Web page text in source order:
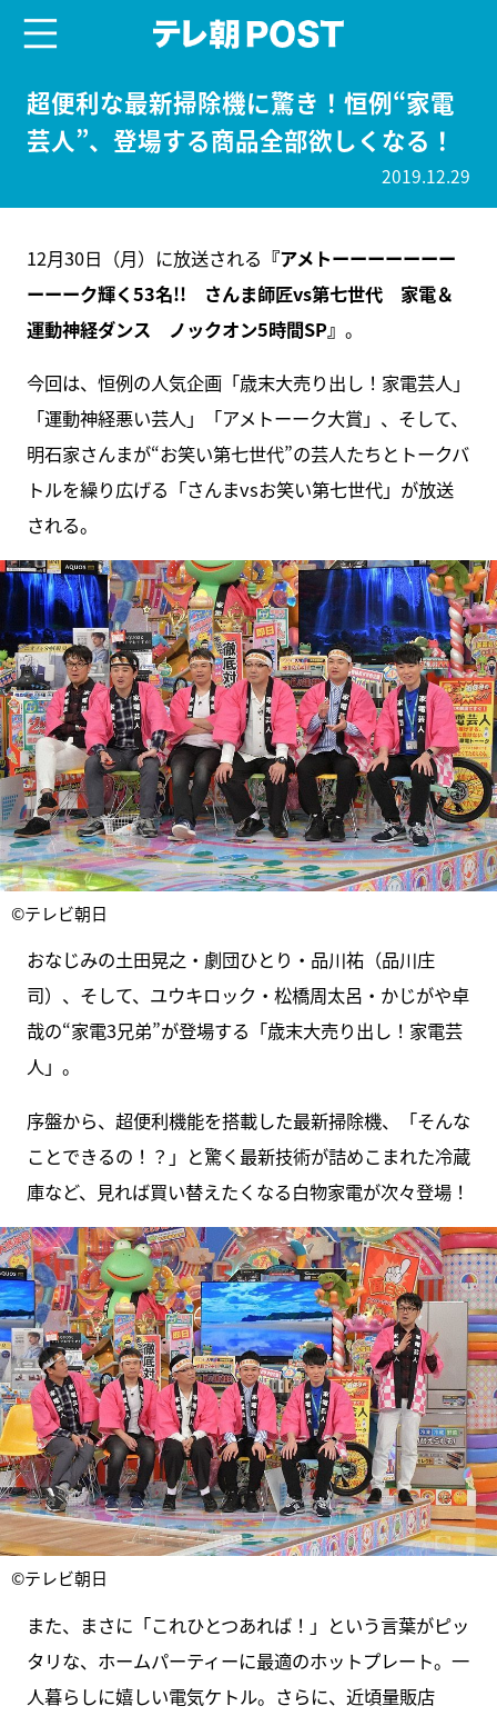
超便利な最新掃除機に驚き！恒例“家電
芸人”、登場する商品全部欲しくなる！
2019.12.29
12月30日（月）に放送される 『アメトーーーーーーー
ーーーク輝く53名!! さんま師匠vs第七世代 家電＆
運動神経ダンス ノックオン5時間SP』 。
今回は、恒例の人気企画「歳末大売り出し！家電芸人」
「運動神経悪い芸人」「アメトーーク大賞」、そして、
明石家さんまが“お笑い第七世代”の芸人たちとトークバ
トルを繰り広げる「さんまvsお笑い第七世代」が放送
される。
©テレビ朝日
おなじみの土田晃之・劇団ひとり・品川祐（品川庄
司）、そして、ユウキロック・松橋周太呂・かじがや卓
哉の“家電3兄弟”が登場する「歳末大売り出し！家電芸
人」。
序盤から、超便利機能を搭載した最新掃除機、「そんな
ことできるの！？」と驚く最新技術が詰めこまれた冷蔵
庫など、見れば買い替えたくなる白物家電が次々登場！
©テレビ朝日
また、まさに「これひとつあれば！」という言葉がピッ
タリな、ホームパーティーに最適のホットプレート。一
人暮らしに嬉しい電気ケトル。さらに、近頃量販店